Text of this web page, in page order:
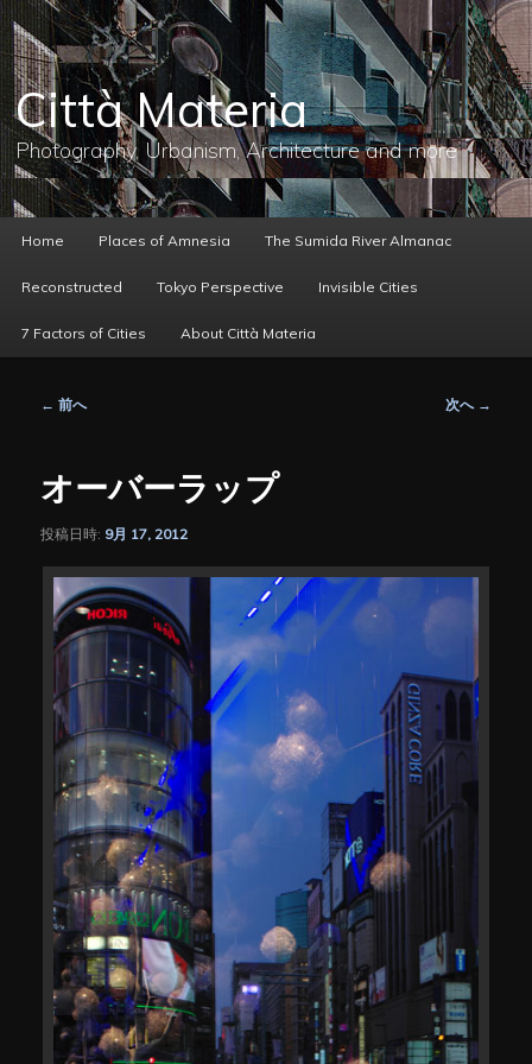
メ
イ
ン
コ
ン
テ
ン
へ
移
動
Città Materia
Photography, Urbanism, Architecture and more
ー
Home Places of Amnesia The Sumida River Almanac
Reconstructed Tokyo Perspective Invisible Cities
7 Factors of Cities About Città Materia
ゲ
シ
ン
← 前へ 次へ →
オーバーラップ
投稿日時: 9月 17, 2012